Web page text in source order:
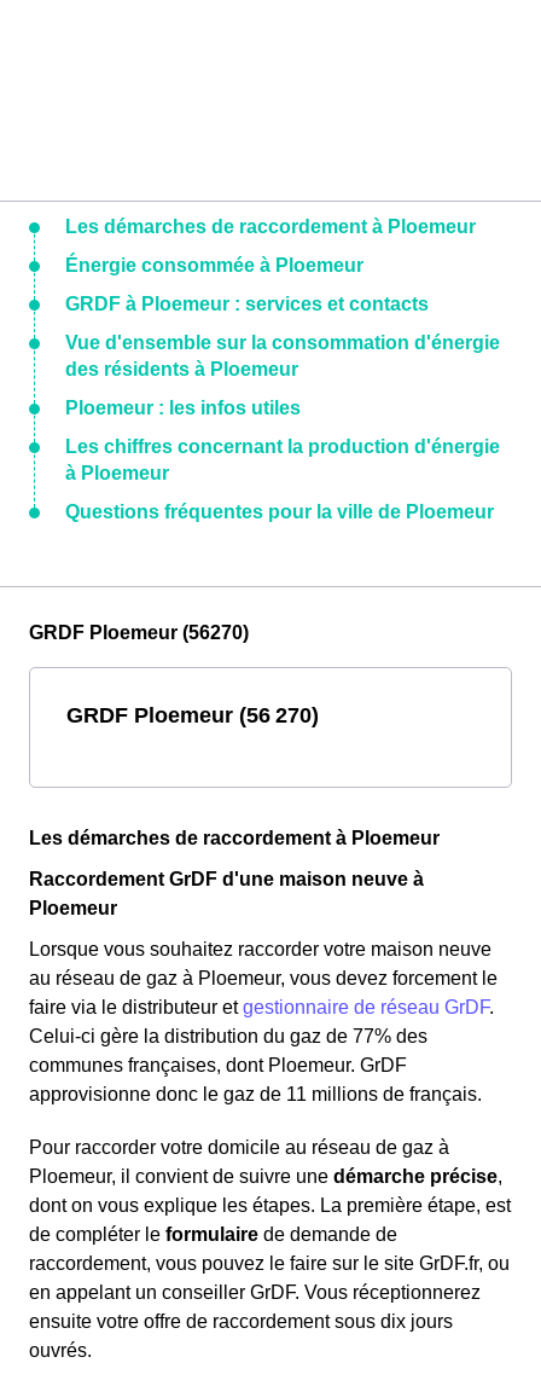
Les démarches de raccordement à Ploemeur
Énergie consommée à Ploemeur
GRDF à Ploemeur : services et contacts
Vue d'ensemble sur la consommation d'énergie
des résidents à Ploemeur
Ploemeur : les infos utiles
Les chiffres concernant la production d'énergie
à Ploemeur
Questions fréquentes pour la ville de Ploemeur
GRDF Ploemeur (56270)
GRDF Ploemeur (56 270)
Les démarches de raccordement à Ploemeur
Raccordement GrDF d'une maison neuve à
Ploemeur
Lorsque vous souhaitez raccorder votre maison neuve
au réseau de gaz à Ploemeur, vous devez forcement le
faire via le distributeur etgestionnaire de réseau GrDF.
Celui-ci gère la distribution du gaz de 77% des
communes françaises, dont Ploemeur. GrDF
approvisionne donc le gaz de 11 millions de français.
Pour raccorder votre domicile au réseau de gaz à
Ploemeur, il convient de suivre une démarche précise,
dont on vous explique les étapes. La première étape, est
de compléter le formulaire de demande de
raccordement, vous pouvez le faire sur le site GrDF.fr, ou
en appelant un conseiller GrDF. Vous réceptionnerez
ensuite votre offre de raccordement sous dix jours
ouvrés.